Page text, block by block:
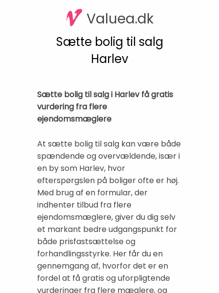
Valuea.dk
Sætte bolig til salg
Harlev
Sætte bolig til salg i Harlev få gratis
vurdering fra flere
ejendomsmæglere
At sætte bolig til salg kan være både
spændende og overvældende, især i
en by som Harlev, hvor
efterspørgslen på boliger ofte er høj.
Med brug af en formular, der
indhenter tilbud fra flere
ejendomsmæglere, giver du dig selv
et markant bedre udgangspunkt for
både prisfastsættelse og
forhandlingsstyrke. Her får du en
gennemgang af, hvorfor det er en
fordel at få gratis og uforpligtende
vurderinger fra flere mæglere, og